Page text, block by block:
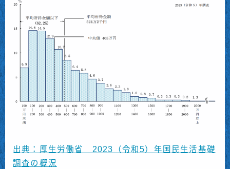
出典：厚生労働省＿2023（令和5）年国民生活基礎
調査の概況